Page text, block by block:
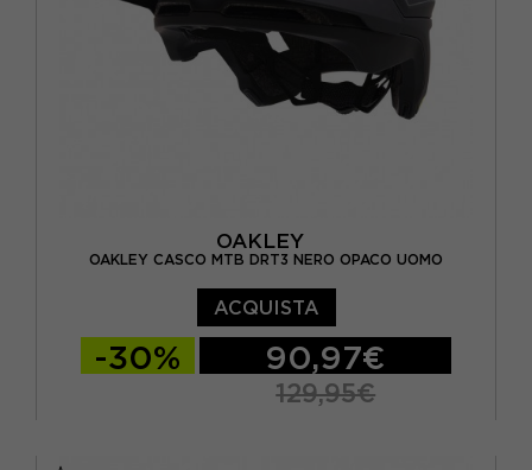
OAKLEY
OAKLEY CASCO MTB DRT3 NERO OPACO UOMO
ACQUISTA
-30% 90,97€
129,95€